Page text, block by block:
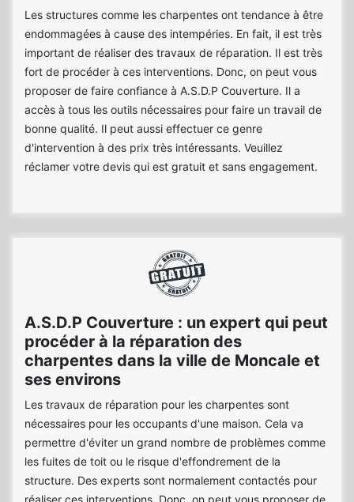
Les structures comme les charpentes ont tendance à être
endommagées à cause des intempéries. En fait, il est très
important de réaliser des travaux de réparation. Il est très
fort de procéder à ces interventions. Donc, on peut vous
proposer de faire confiance à A.S.D.P Couverture. Il a
accès à tous les outils nécessaires pour faire un travail de
bonne qualité. Il peut aussi effectuer ce genre
d'intervention à des prix très intéressants. Veuillez
réclamer votre devis qui est gratuit et sans engagement.
A.S.D.P Couverture : un expert qui peut
procéder à la réparation des
charpentes dans la ville de Moncale et
ses environs
Les travaux de réparation pour les charpentes sont
nécessaires pour les occupants d'une maison. Cela va
permettre d'éviter un grand nombre de problèmes comme
les fuites de toit ou le risque d'effondrement de la
structure. Des experts sont normalement contactés pour
réaliser ces interventions. Donc, on peut vous proposer de